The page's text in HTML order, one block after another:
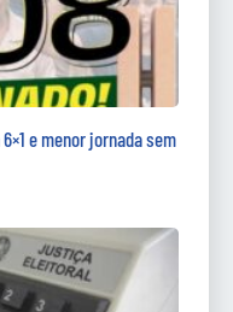
e menor jornada sem